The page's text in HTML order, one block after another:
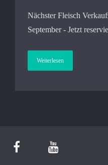
Nächster Fleisch
September - Jetzt
Weiterlesen